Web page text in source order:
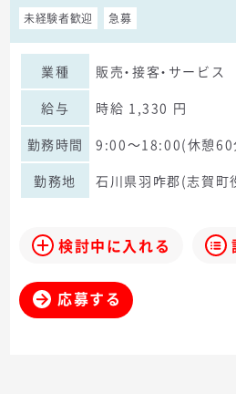
未経験者歓迎 急募
業種
販売・接客・サービス
給与
時給 1,330 円
勤務時間
9:00～18:00(休憩
勤務地
石川県羽咋郡(志賀町
検討中に入れる
応募する